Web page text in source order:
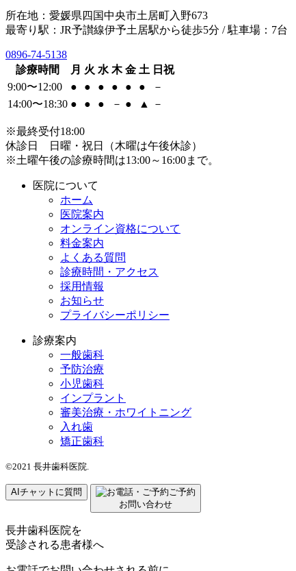
所在地：愛媛県四国中央市土居町入野673
最寄り駅：JR予讃線伊予土居駅から徒歩5分 / 駐車場：7台
0896-74-5138
診療時間
月 火 水 木 金 土 日祝
9:00〜12:00
● ● ● ● ● ●
－
14:00〜18:30 ● ● ● － ● ▲ －
※最終受付18:00
休診日 日曜・祝日（木曜は午後休診）
※土曜午後の診療時間は13:00～16:00まで。
医院について
ホーム
医院案内
オンライン資格について
料金案内
よくある質問
診療時間・アクセス
採用情報
お知らせ
プライバシーポリシー
診療案内
一般歯科
予防治療
小児歯科
インプラント
審美治療・ホワイトニング
入れ歯
矯正歯科
©2021 長井歯科医院.
AIチャットに質問
ご予約
お問い合わせ
長井歯科医院を
受診される患者様へ